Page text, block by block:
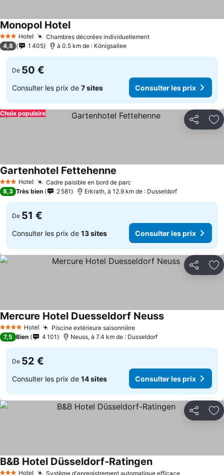
3 ÉtoilesHotel Chambres décorées individuellement
Monopol Hotel
4,8 1 405 à 0.5 km de : Königsallee
De 50 €
Consulter les prix de 7 sites Consulter les prix
Partager
Choix populaire
3 ÉtoilesHotel Cadre paisible en bord de parc
Gartenhotel Fettehenne
8,3 Très bien 2 581 Erkrath, à 12.9 km de : Dusseldorf
De 51 €
Consulter les prix de 13 sites Consulter les prix
Partager
4 Étoiles Hotel Piscine extérieure saisonnière
Mercure Hotel Duesseldorf Neuss
7,5 Bien 4 101 Neuss, à 7.4 km de : Dusseldorf
De 52 €
Consulter les prix de 14 sites Consulter les prix
Partager
Hotel Système d'enregistrement automatique efficace
B&B Hotel Düsseldorf-Ratingen